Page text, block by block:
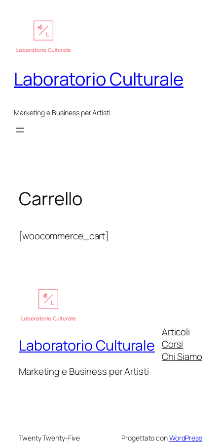
contenuto
Laboratorio Culturale
Marketing e Business per Artisti
Carrello
[woocommerce_cart]
Laboratorio Culturale
Marketing e Business per Artisti
Articoli
Corsi
Chi Siamo
Twenty Twenty-Five Progettato conWordPress